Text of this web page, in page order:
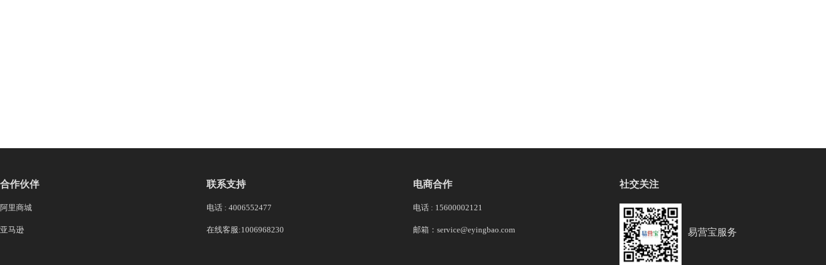
合作伙伴
阿里商城
亚马逊
联系支持
电话 : 4006552477
在线客服:1006968230
电商合作
电话 : 15600002121
邮箱：service@eyingbao.com
社交关注
易营宝服务